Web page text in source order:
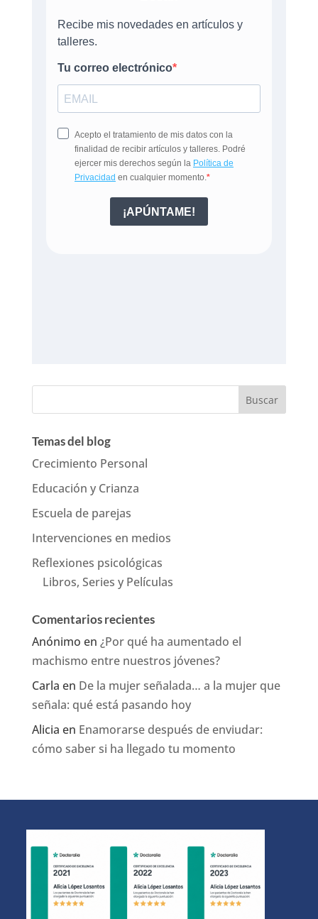
Temas del blog
Crecimiento Personal
Educación y Crianza
Escuela de parejas
Intervenciones en medios
Reflexiones psicológicas
Libros, Series y Películas
Comentarios recientes
Anónimo en ¿Por qué ha aumentado el
machismo entre nuestros jóvenes?
Carla en De la mujer señalada… a la mujer que
señala: qué está pasando hoy
Alicia en Enamorarse después de enviudar:
cómo saber si ha llegado tu momento